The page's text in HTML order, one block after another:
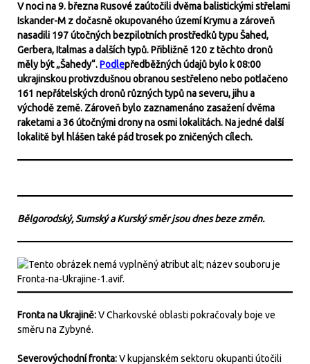
V noci na 9. března Rusové zaútočili dvěma balistickými střelami
Iskander-M z dočasně okupovaného území Krymu a zároveň
nasadili 197 útočných bezpilotních prostředků typu Šahed,
Gerbera, Italmas a dalších typů. Přibližně 120 z těchto dronů
měly být „Šahedy“.Podlepředběžných údajů bylo k 08:00
ukrajinskou protivzdušnou obranou sestřeleno nebo potlačeno
161 nepřátelských dronů různých typů na severu, jihu a
východě země. Zároveň bylo zaznamenáno zasažení dvěma
raketami a 36 útočnými drony na osmi lokalitách. Na jedné další
lokalitě byl hlášen také pád trosek po zničených cílech.
Bělgorodský, Sumský a Kurský směr jsou dnes beze změn.
Fronta na Ukrajině:V Charkovské oblasti pokračovaly boje ve
směru na Zybyné.
Severovýchodní fronta:V kupjanském sektoru okupanti útočili